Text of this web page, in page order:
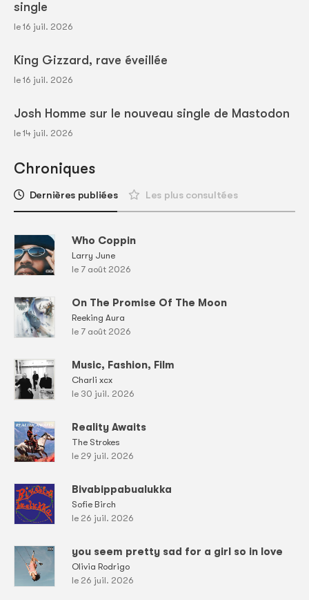
single
le 16 juil. 2026
King Gizzard, rave éveillée
le 16 juil. 2026
Josh Homme sur le nouveau single de Mastodon
le 14 juil. 2026
Chroniques
Dernières publiées Les plus consultées
Who Coppin
Larry June
le 7 août 2026
On The Promise Of The Moon
Reeking Aura
le 7 août 2026
Music, Fashion, Film
Charli xcx
le 30 juil. 2026
Reality Awaits
The Strokes
le 29 juil. 2026
Bivabippabualukka
Sofie Birch
le 26 juil. 2026
you seem pretty sad for a girl so in love
Olivia Rodrigo
le 26 juil. 2026